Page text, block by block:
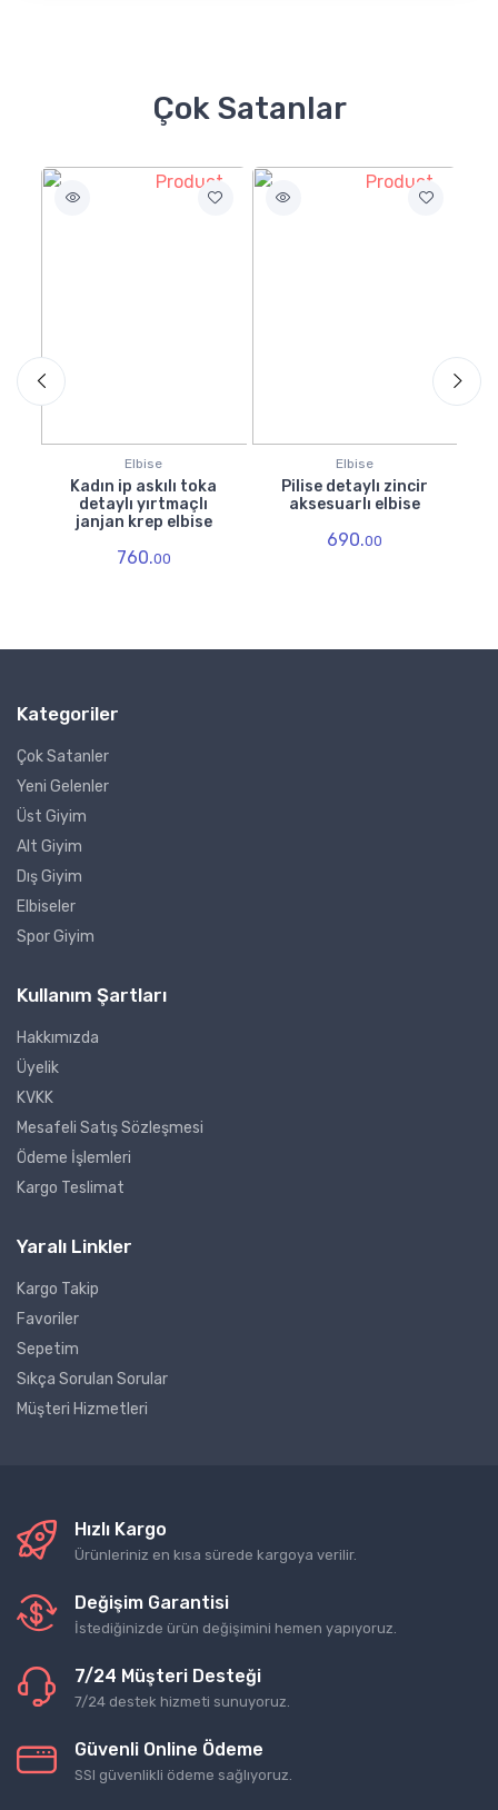
Çok Satanlar
Elbise
Kadın ip askılı toka
detaylı yırtmaçlı
janjan krep elbise
760.00
Elbise
Pilise detaylı zincir
aksesuarlı elbise
690.00
Kategoriler
Çok Satanler
Yeni Gelenler
Üst Giyim
Alt Giyim
Dış Giyim
Elbiseler
Spor Giyim
Kullanım Şartları
Hakkımızda
Üyelik
KVKK
Mesafeli Satış Sözleşmesi
Ödeme İşlemleri
Kargo Teslimat
Yaralı Linkler
Kargo Takip
Favoriler
Sepetim
Sıkça Sorulan Sorular
Müşteri Hizmetleri
Hızlı Kargo
Ürünleriniz en kısa sürede kargoya verilir.
Değişim Garantisi
İstediğinizde ürün değişimini hemen yapıyoruz.
7/24 Müşteri Desteği
7/24 destek hizmeti sunuyoruz.
Güvenli Online Ödeme
SSl güvenlikli ödeme sağlıyoruz.